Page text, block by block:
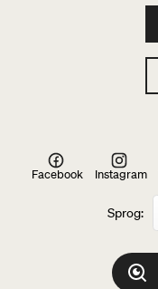
Sprog:
Facebook Instagram